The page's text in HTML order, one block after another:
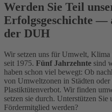
Werden Sie Teil
Erfolgsgeschichte —
der DUH
Wir setzen uns für Umwelt, Klima
seit 1975. Fünf Jahrzehnte sind
haben schon viel bewegt: Ob
von Umweltzonen in Städten
Plastiktütenverbot. Wir finden
setzen sie durch. Unterstützen Sie
Fördermitglied werden?